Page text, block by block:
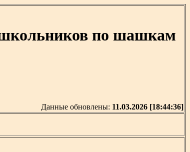
школьников по шашкам
Данные обновлены: 11.03.2026 [18:44:36]